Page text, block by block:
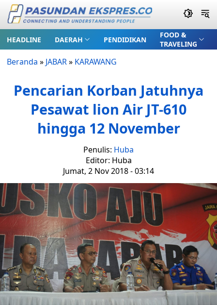
HEADLINE DAERAH PENDIDIKAN
FOOD &
TRAVELING
Beranda » JABAR» KARAWANG
Pencarian Korban Jatuhnya
Pesawat lion Air JT-610
hingga 12 November
Penulis: Huba
Editor: Huba
Jumat, 2 Nov 2018 - 03:14